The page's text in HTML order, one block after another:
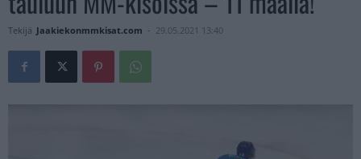
Tekijä Jaakiekonmmkisat.com - 29.05.2021 13:40